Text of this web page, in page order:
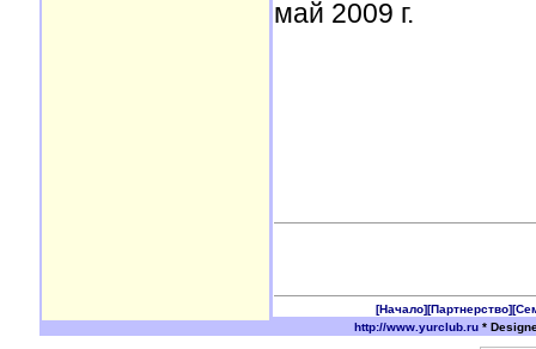
май 2009 г.
[Начало][Партнерство]
http://www.yurclub.ru *